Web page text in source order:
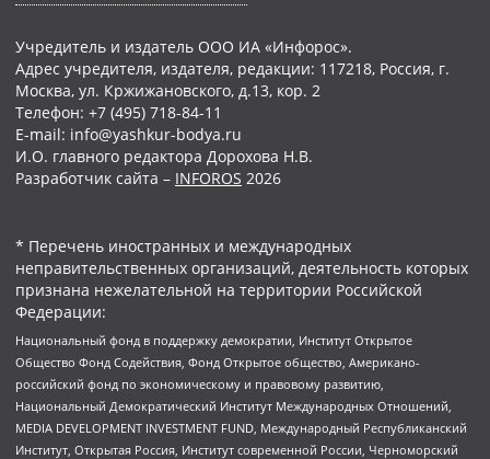
Учредитель и издатель ООО ИА «Инфорос».
Адрес учредителя, издателя, редакции: 117218, Россия, г.
Москва, ул. Кржижановского, д.13, кор. 2
Телефон: +7 (495) 718-84-11
E-mail: info@yashkur-bodya.ru
И.О. главного редактора Дорохова Н.В.
Разработчик сайта – INFOROS 2026
* Перечень иностранных и международных
неправительственных организаций, деятельность которых
признана нежелательной на территории Российской
Федерации:
Национальный фонд в поддержку демократии, Институт Открытое
Общество Фонд Содействия, Фонд Открытое общество, Американо-
российский фонд по экономическому и правовому развитию,
Национальный Демократический Институт Международных Отношений,
MEDIA DEVELOPMENT INVESTMENT FUND, Международный Республиканский
Институт, Открытая Россия, Институт современной России, Черноморский